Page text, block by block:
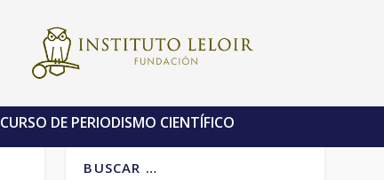
CURSO DE PERIODISMO CIENTÍFICO